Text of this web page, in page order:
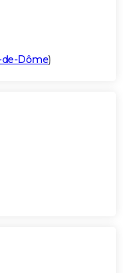
Dôme)